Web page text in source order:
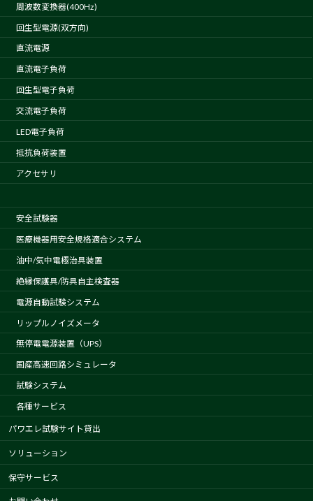
周波数変換器(400Hz)
回生型電源(双方向)
直流電源
直流電子負荷
回生型電子負荷
交流電子負荷
LED電子負荷
抵抗負荷装置
アクセサリ
安全試験器
医療機器用安全規格適合システム
油中/気中電極治具装置
絶縁保護具/防具自主検査器
電源自動試験システム
リップルノイズメータ
無停電電源装置（UPS）
国産高速回路シミュレータ
試験システム
各種サービス
パワエレ試験サイト貸出
ソリューション
保守サービス